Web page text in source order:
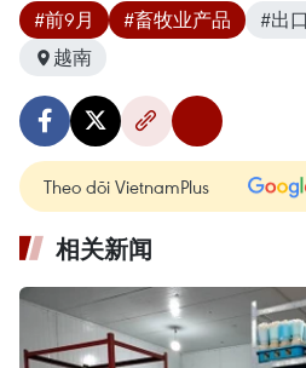
#前9月 #畜牧业产品 #出
越南
Theo dõi VietnamPlus
相关新闻